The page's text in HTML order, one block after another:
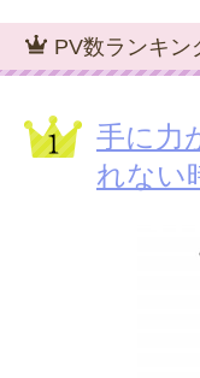
PV数ランキン
手に力
れない